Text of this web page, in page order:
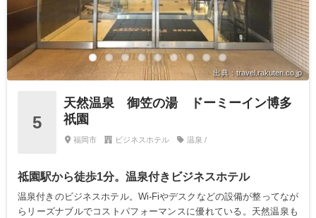
出典：travel.rakuten.co.jp
5
天然温泉 御笠の湯 ドーミーイン博多
祇園
福岡市 ビジネスホテル 温泉 /
祗園駅から徒歩1分。温泉付きビジネスホテル
温泉付きのビジネスホテル。Wi-Fiやデスクなどの設備が整ってなが
らリーズナブルでコストパフォーマンスに優れている。天然温泉も